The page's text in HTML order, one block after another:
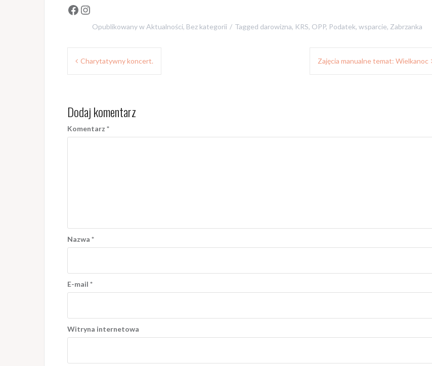
Facebook
Instagram
Opublikowany wAktualności, Bez kategorii Tagged darowizna, KRS, OPP, Podatek, wsparcie, Zabrzanka
Nawigacja
wpisu
Charytatywny koncert. Zajęcia manualne temat: Wielkanoc
Dodaj komentarz
Komentarz *
Nazwa *
E-mail *
Witryna internetowa